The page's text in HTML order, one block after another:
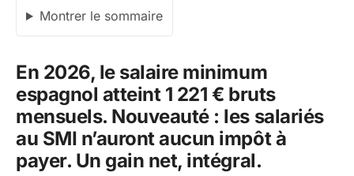
Montrer le sommaire
En 2026, le salaire minimum
espagnol atteint 1 221 € bruts
mensuels. Nouveauté : les salariés
au SMI n’auront aucun impôt à
payer. Un gain net, intégral.